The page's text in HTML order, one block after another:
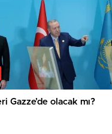
Gazze’de olacak mı?